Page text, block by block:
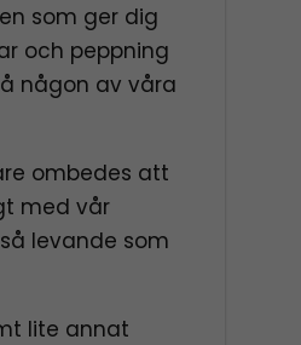
som ger dig
och peppning
någon av våra
ombedes att
med vår
levande som
lite annat